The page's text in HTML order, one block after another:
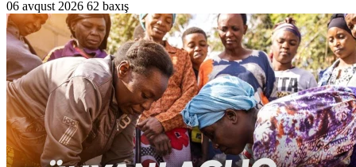
06 avqust 2026 62 baxış